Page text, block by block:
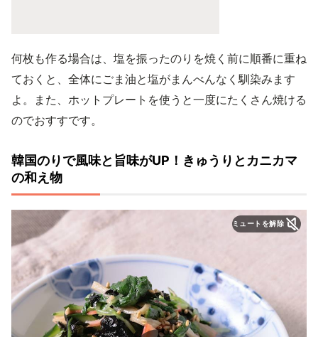
何枚も作る場合は、塩を振ったのりを焼く前に順番に重ね
ておくと、全体にごま油と塩がまんべんなく馴染みます
よ。また、ホットプレートを使うと一度にたくさん焼ける
のでおすすです。
韓国のりで風味と旨味がUP！きゅうりとカニカマ
の和え物
ミュートを解除